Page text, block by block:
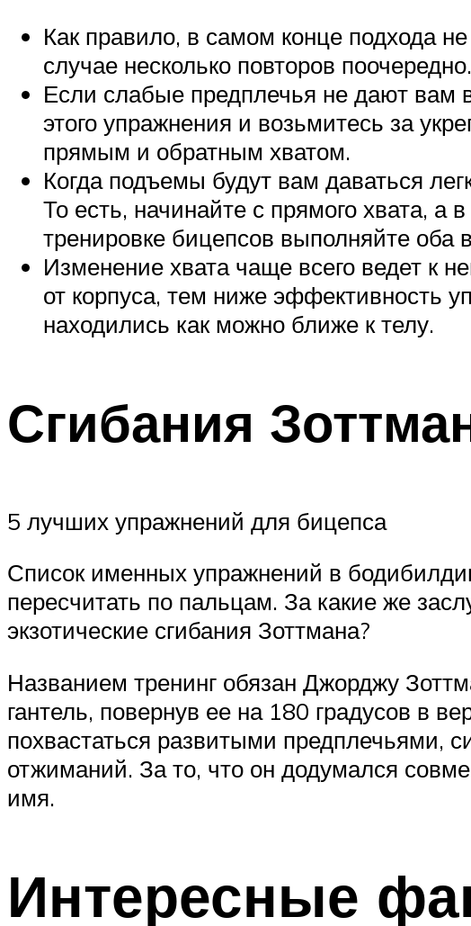
Как правило, в самом конце подхода
случае несколько повторов поочередно.
Если слабые предплечья не дают вам
этого упражнения и возьмитесь за
прямым и обратным хватом.
Когда подъемы будут вам даваться
То есть, начинайте с прямого хвата, а
тренировке бицепсов выполняйте
Изменение хвата чаще всего ведет к
от корпуса, тем ниже эффективность
находились как можно ближе к телу.
Сгибания
5 лучших упражнений для бицепса
Список именных упражнений в
пересчитать по пальцам. За какие же
экзотические сгибания Зоттмана?
Названием тренинг обязан Джорджу
гантель, повернув ее на 180 градусов в
похвастаться развитыми предплечьями,
отжиманий. За то, что он додумался
имя.
Интересные